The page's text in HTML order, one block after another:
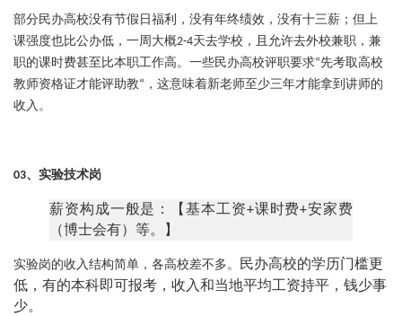
部分民办高校没有节假日福利，没有年终绩效，没有十三薪；但上
课强度也比公办低，一周大概2-4天去学校，且允许去外校兼职，兼
职的课时费甚至比本职工作高。 一些民办高校评职要求“先考取高校
教师资格证才能评助教“ ，这意味着新老师至少三年才能拿到讲师的
收入。
03、 实验技术岗
薪资构成一般是 ：
【基本工资+课时费+安家费
（博士会有）等。】
实验岗的收入结构简单，各高校差不多。
民办高校的学历门槛更
低，有的本科即可报考，收入和当地平均工资持平，钱少事
少。